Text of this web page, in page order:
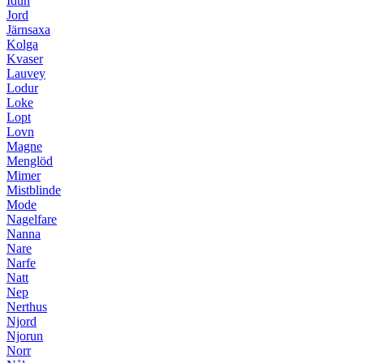
Jord
Järnsaxa
Kolga
Kvaser
Lauvey
Lodur
Loke
Lopt
Lovn
Magne
Menglöd
Mimer
Mistblinde
Mode
Nagelfare
Nanna
Nare
Narfe
Natt
Nep
Nerthus
Njord
Njorun
Norr